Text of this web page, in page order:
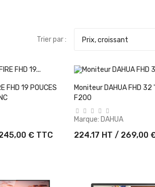
Trier par : Prix, croissant
Au Panier
FHD 19 POUCES
€ TTC
+ Ajouter Au
Moniteur DAHUA FHD 32
F200
Marque: DAHUA
224.17 HT / 269,00